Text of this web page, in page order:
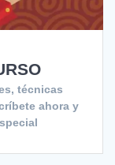
técnicas
ahora y